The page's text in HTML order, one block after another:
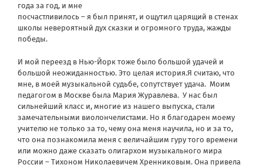
года за год, и мне
посчастливилось – я был принят, и ощутил царящий в стенах
школы невероятный дух сказки и огромного труда, жажды
победы.
И мой переезд в Нью-Йорк тоже было большой удачей и
большой неожиданностью. Это целая история.Я считаю, что
мне, в моей музыкальной судьбе, сопутствует удача. Моим
педагогом в Москве была Мария Журавлева. У нас был
сильнейший класс и, многие из нашего выпуска, стали
замечательными виолончелистами. Но я благодарен моему
учителю не только за то, чему она меня научила, но и за то,
что она познакомила меня с величайшим гуру того времени
или можно даже сказать олигархом музыкального мира
России – Тихоном Николаевичем Хренниковым. Она привела